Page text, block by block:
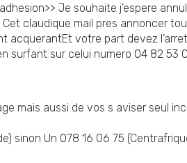
Je souhaite j’espere
claudique mail pres annoncer
acquerantEt votre part devez
surfant sur celui numero 04 82
mais aussi de vos s aviser seul
sinon Un 078 16 06 75